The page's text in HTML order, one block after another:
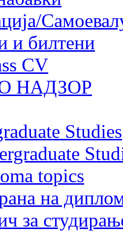
и билтени
CV
НАДЗОР
Studies
topics
на
за